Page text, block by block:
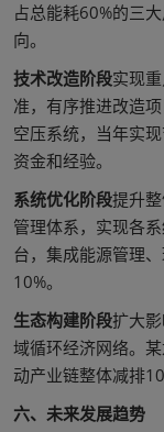
占总能耗60%的三
向。
技术改造阶段实现
准，有序推进改造
空压系统，当年实
资金和经验。
系统优化阶段提升
管理体系，实现各
台，集成能源管理
10%。
生态构建阶段扩大
域循环经济网络。
动产业链整体减排
六、未来发展趋势